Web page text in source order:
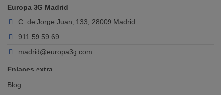
Europa 3G Madrid
C. de Jorge Juan, 133, 28009 Madrid
911 59 59 69
madrid@europa3g.com
Enlaces extra
Blog